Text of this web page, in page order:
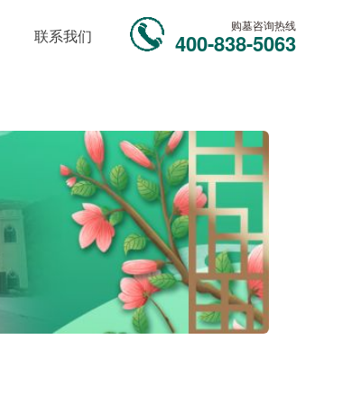
联系我们
购墓咨询热线
400-838-5063